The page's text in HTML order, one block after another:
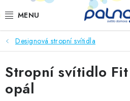
na
OSVĚTLENÍ INTERIÉRU
LED
VENKOVNÍ OSVĚTLENÍ
Designová stropní svítidla
Stropní svítidlo
opál